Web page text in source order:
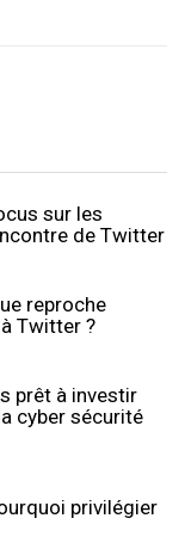
sur les
de Twitter
reproche
Twitter ?
prêt à investir
cyber sécurité
privilégier